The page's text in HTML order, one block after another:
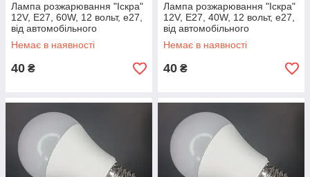
Лампа розжарювання "Іскра"
12V, E27, 60W, 12 вольт, е27,
від автомобільного
акумулятора
Немає в наявності
40 ₴
Лампа розжарювання "Іскра"
12V, E27, 40W, 12 вольт, е27,
від автомобільного
акумулятора
Немає в наявності
40 ₴